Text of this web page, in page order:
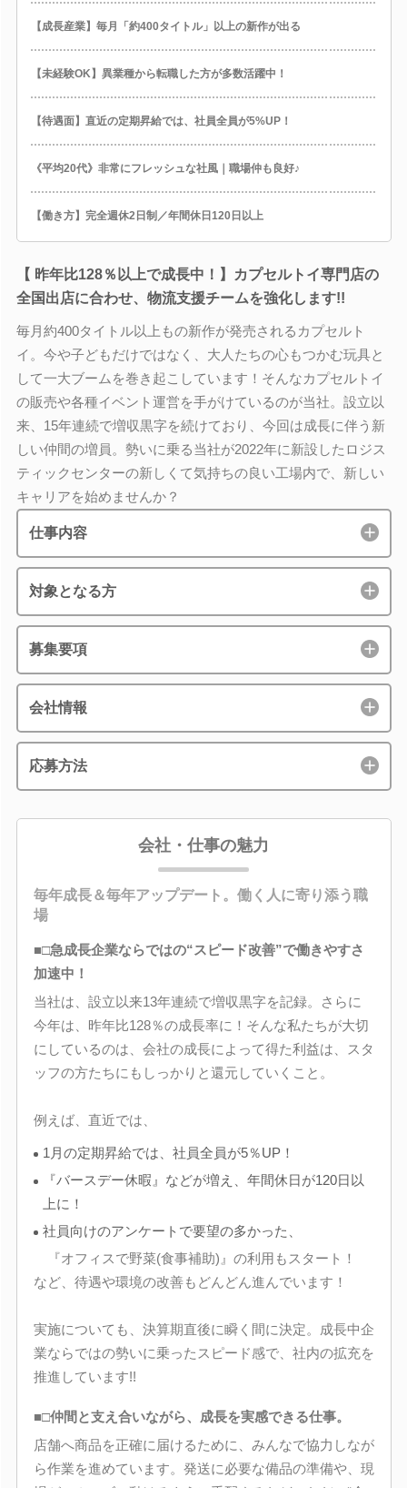
【成長産業】毎月「約400タイトル」以上の新作が出る
【未経験OK】異業種から転職した方が多数活躍中！
【待遇面】直近の定期昇給では、社員全員が5%UP！
《平均20代》非常にフレッシュな社風｜職場仲も良好♪
【働き方】完全週休2日制／年間休日120日以上
【 昨年比128％以上で成長中！】カプセルトイ専門店の
全国出店に合わせ、物流支援チームを強化します!!
毎月約400タイトル以上もの新作が発売されるカプセルト
イ。今や子どもだけではなく、大人たちの心もつかむ玩具と
して一大ブームを巻き起こしています！そんなカプセルトイ
の販売や各種イベント運営を手がけているのが当社。設立以
来、15年連続で増収黒字を続けており、今回は成長に伴う新
しい仲間の増員。勢いに乗る当社が2022年に新設したロジス
ティックセンターの新しくて気持ちの良い工場内で、新しい
キャリアを始めませんか？
仕事内容
対象となる方
募集要項
会社情報
応募方法
会社・仕事の魅力
毎年成長＆毎年アップデート。働く人に寄り添う職
場
■□急成長企業ならではの“スピード改善”で働きやすさ
加速中！
当社は、設立以来13年連続で増収黒字を記録。さらに
今年は、昨年比128％の成長率に！そんな私たちが大切
にしているのは、会社の成長によって得た利益は、スタ
ッフの方たちにもしっかりと還元していくこと。
例えば、直近では、
1月の定期昇給では、社員全員が5％UP！
『バースデー休暇』などが増え、年間休日が120日以
上に！
社員向けのアンケートで要望の多かった、
『オフィスで野菜(食事補助)』の利用もスタート！
など、待遇や環境の改善もどんどん進んでいます！
実施についても、決算期直後に瞬く間に決定。成長中企
業ならではの勢いに乗ったスピード感で、社内の拡充を
推進しています!!
■□仲間と支え合いながら、成長を実感できる仕事。
店舗へ商品を正確に届けるために、みんなで協力しなが
ら作業を進めています。発送に必要な備品の準備や、現